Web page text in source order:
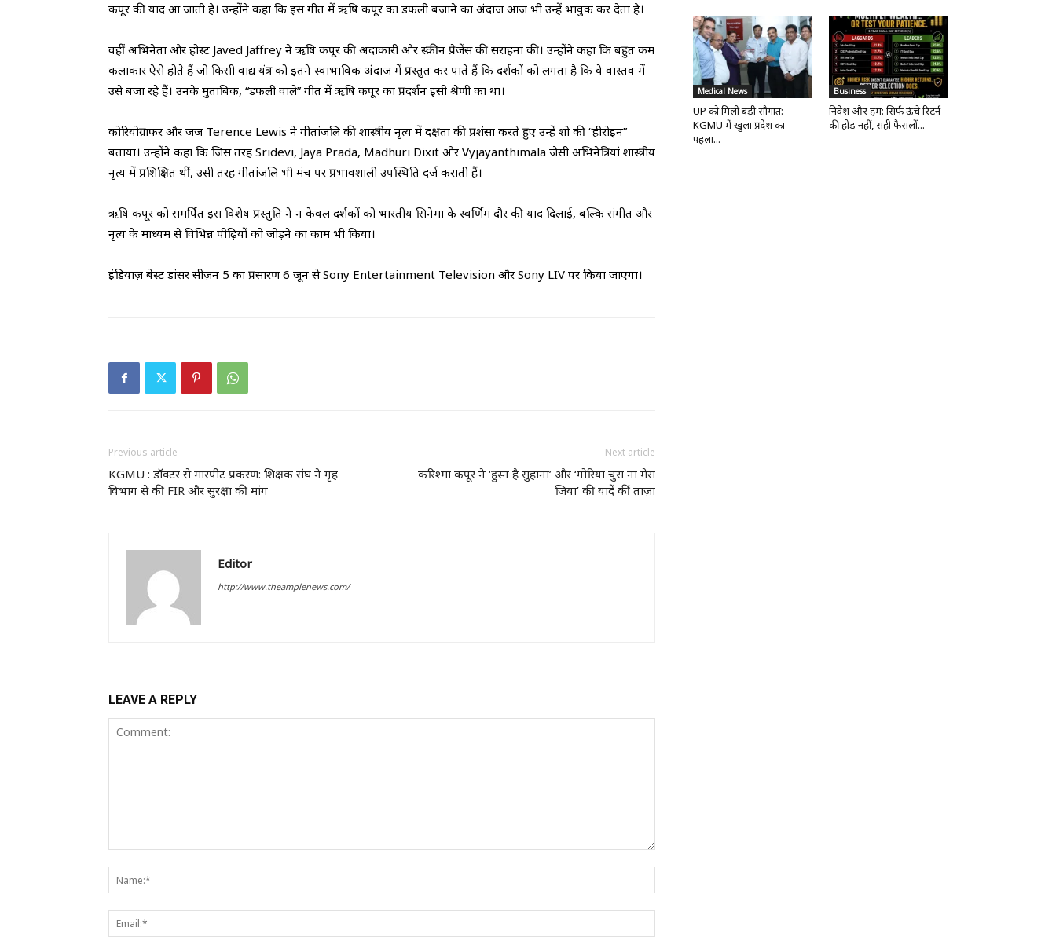
कपूर की याद आ जाती है। उन्होंने कहा कि इस गीत में ऋषि कपूर का डफली बजाने का अंदाज आज भी उन्हें भावुक कर देता है।
वहीं अभिनेता और होस्ट Javed Jaffrey ने ऋषि कपूर की अदाकारी और स्क्रीन प्रेजेंस की सराहना की। उन्होंने कहा कि बहुत कम
कलाकार ऐसे होते हैं जो किसी वाद्य यंत्र को इतने स्वाभाविक अंदाज में प्रस्तुत कर पाते हैं कि दर्शकों को लगता है कि वे वास्तव में
उसे बजा रहे हैं। उनके मुताबिक, “डफली वाले” गीत में ऋषि कपूर का प्रदर्शन इसी श्रेणी का था।
कोरियोग्राफर और जज Terence Lewis ने गीतांजलि की शास्त्रीय नृत्य में दक्षता की प्रशंसा करते हुए उन्हें शो की “हीरोइन”
बताया। उन्होंने कहा कि जिस तरह Sridevi, Jaya Prada, Madhuri Dixit और Vyjayanthimala जैसी अभिनेत्रियां शास्त्रीय
नृत्य में प्रशिक्षित थीं, उसी तरह गीतांजलि भी मंच पर प्रभावशाली उपस्थिति दर्ज कराती हैं।
ऋषि कपूर को समर्पित इस विशेष प्रस्तुति ने न केवल दर्शकों को भारतीय सिनेमा के स्वर्णिम दौर की याद दिलाई, बल्कि संगीत और
नृत्य के माध्यम से विभिन्न पीढ़ियों को जोड़ने का काम भी किया।
इंडियाज़ बेस्ट डांसर सीज़न 5 का प्रसारण 6 जून से Sony Entertainment Television और Sony LIV पर किया जाएगा।
Previous article
​KGMU : डॉक्टर से मारपीट प्रकरण: शिक्षक संघ ने गृह
विभाग से की FIR और सुरक्षा की मांग
Next article
करिश्मा कपूर ने ‘हुस्न है सुहाना’ और ‘गोरिया चुरा ना मेरा
जिया’ की यादें कीं ताज़ा
Editor
http://www.theamplenews.com/
LEAVE A REPLY
Medical News
UP को मिली बड़ी सौगात:
KGMU में खुला प्रदेश का
पहला...
Business
निवेश और हम: सिर्फ ऊंचे रिटर्न
की होड़ नहीं, सही फैसलों...